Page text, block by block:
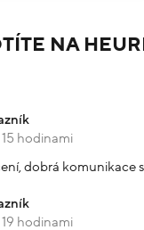
NA
hodinami
dobrá komunikace
hodinami